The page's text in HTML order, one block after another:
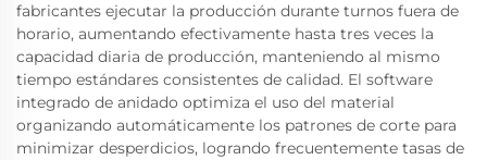
fabricantes ejecutar la producción durante turnos fuera de
horario, aumentando efectivamente hasta tres veces la
capacidad diaria de producción, manteniendo al mismo
tiempo estándares consistentes de calidad. El software
integrado de anidado optimiza el uso del material
organizando automáticamente los patrones de corte para
minimizar desperdicios, logrando frecuentemente tasas de